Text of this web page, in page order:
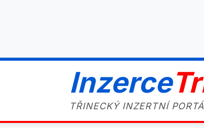
Inzerce
TŘINECKÝ INZERTNÍ